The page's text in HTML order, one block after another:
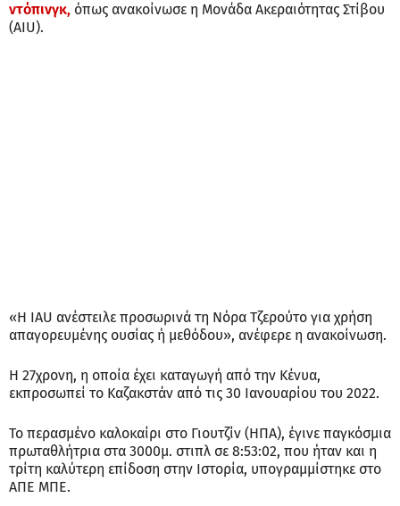
ντόπινγκ, όπως ανακοίνωσε η Μονάδα Ακεραιότητας Στίβου
(AIU).
«Η IAU ανέστειλε προσωρινά τη Νόρα Τζερούτο για χρήση
απαγορευμένης ουσίας ή μεθόδου», ανέφερε η ανακοίνωση.
Η 27χρονη, η οποία έχει καταγωγή από την Κένυα,
εκπροσωπεί το Καζακστάν από τις 30 Ιανουαρίου του 2022.
Το περασμένο καλοκαίρι στο Γιουτζίν (ΗΠΑ), έγινε παγκόσμια
πρωταθλήτρια στα 3000μ. στιπλ σε 8:53:02, που ήταν και η
τρίτη καλύτερη επίδοση στην Ιστορία, υπογραμμίστηκε στο
ΑΠΕ ΜΠΕ.